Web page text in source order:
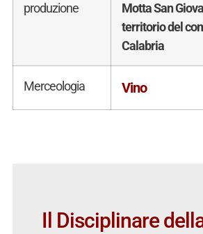
produzione
Motta San
territorio del
Calabria
Merceologia Vino
Il Disciplinare